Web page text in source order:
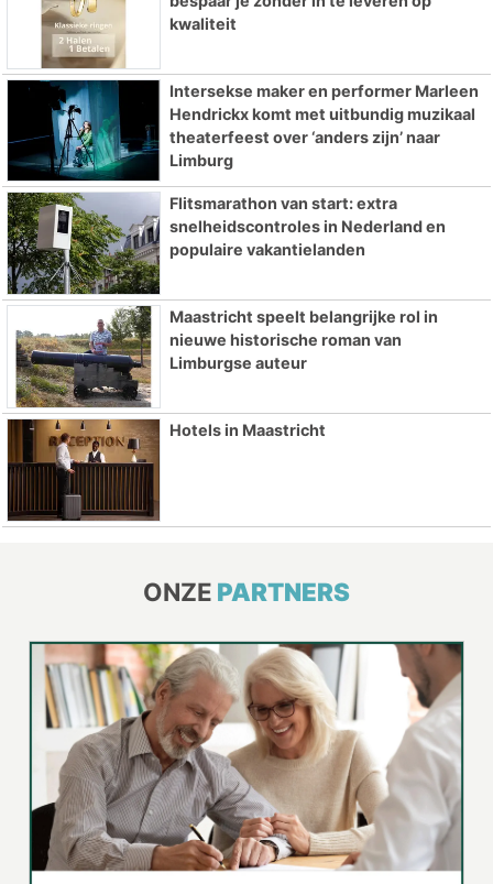
kwaliteit
Intersekse maker en performer Marleen
Hendrickx komt met uitbundig muzikaal
theaterfeest over ‘anders zijn’ naar
Limburg
Flitsmarathon van start: extra
snelheidscontroles in Nederland en
populaire vakantielanden
Maastricht speelt belangrijke rol in
nieuwe historische roman van
Limburgse auteur
Hotels in Maastricht
ONZE PARTNERS